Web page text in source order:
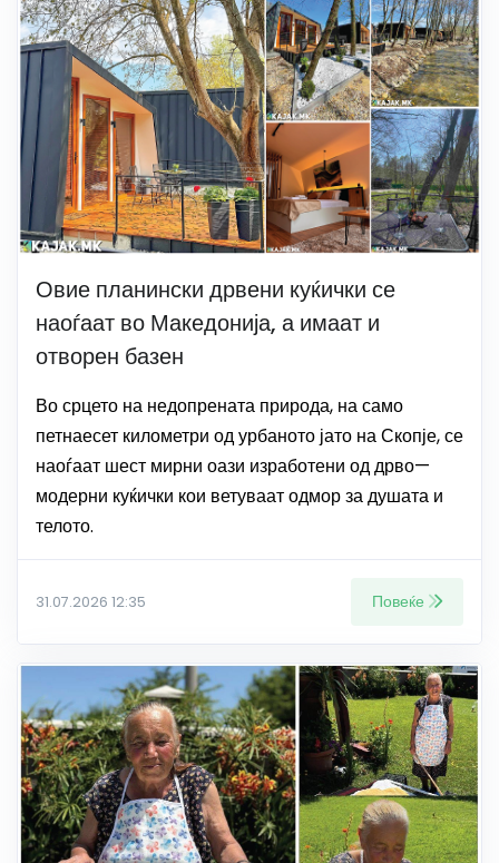
Овие планински дрвени куќички се
наоѓаат во Македонија, а имаат и
отворен базен
Во срцето на недопрената природа, на само
петнаесет километри од урбаното јато на Скопје, се
наоѓаат шест мирни оази изработени од дрво—
модерни куќички кои ветуваат одмор за душата и
телото.
31.07.2026 12:35 Повеќе